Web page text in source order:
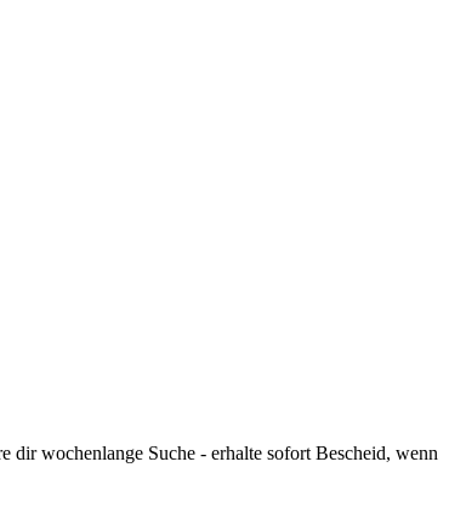
wochenlange Suche - erhalte sofort Bescheid, wenn